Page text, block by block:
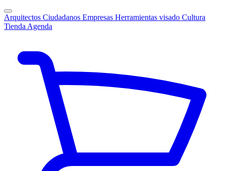
Arquitectos Ciudadanos Empresas Herramientas visado Cultura
Tienda Agenda